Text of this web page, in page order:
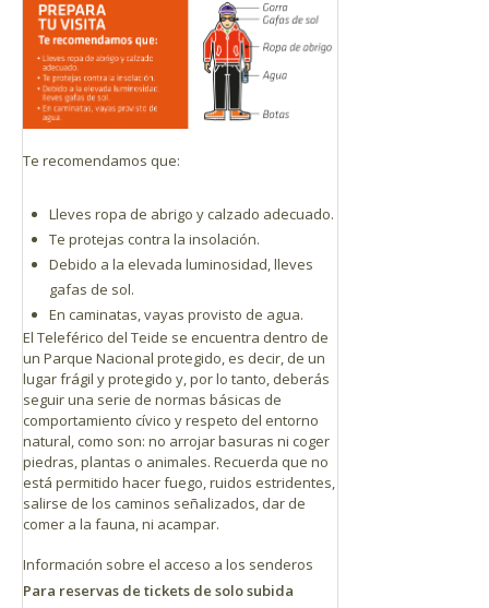
Te recomendamos que:
Lleves ropa de abrigo y calzado adecuado.
Te protejas contra la insolación.
Debido a la elevada luminosidad, lleves
gafas de sol.
En caminatas, vayas provisto de agua.
El Teleférico del Teide se encuentra dentro de
un Parque Nacional protegido, es decir, de un
lugar frágil y protegido y, por lo tanto, deberás
seguir una serie de normas básicas de
comportamiento cívico y respeto del entorno
natural, como son: no arrojar basuras ni coger
piedras, plantas o animales. Recuerda que no
está permitido hacer fuego, ruidos estridentes,
salirse de los caminos señalizados, dar de
comer a la fauna, ni acampar.
Información sobre el acceso a los senderos
Para reservas de tickets de solo subida